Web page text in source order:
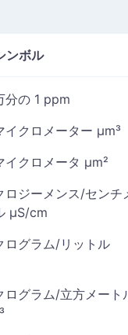
ンボル
分の 1 ppm
イクロメーター µm³
イクロメータ µm²
ロジーメンス/センチ
µS/cm
ログラム/リットル
ログラム/立方メート